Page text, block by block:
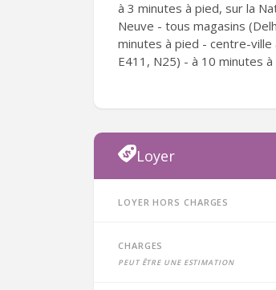
à 3 minutes à pied, sur la
Neuve - tous magasins
minutes à pied - centre-
E411, N25) - à 10 minutes
Loyer
Loyer hors charges
Charges
peut être une estimation